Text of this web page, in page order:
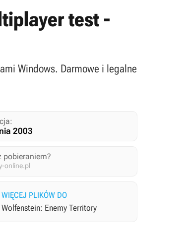
test -
Windows. Darmowe i legalne
2003
pobieraniem?
online.pl
WIĘCEJ PLIKÓW DO
Wolfenstein: Enemy Territory